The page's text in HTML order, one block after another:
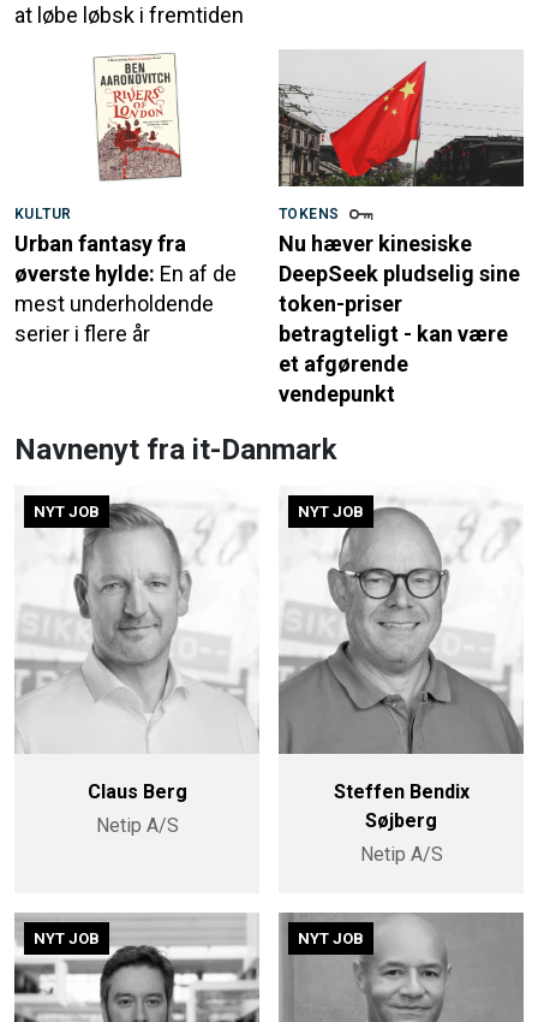
at løbe løbsk i fremtiden
KULTUR
Urban fantasy fra
øverste hylde: En af de
mest underholdende
serier i flere år
TOKENS
Nu hæver kinesiske
DeepSeek pludselig sine
token-priser
betragteligt - kan være
et afgørende
vendepunkt
Navnenyt fra it-Danmark
NYT JOB
Claus Berg
Netip A/S
NYT JOB
Steffen Bendix
Søjberg
Netip A/S
NYT JOB NYT JOB